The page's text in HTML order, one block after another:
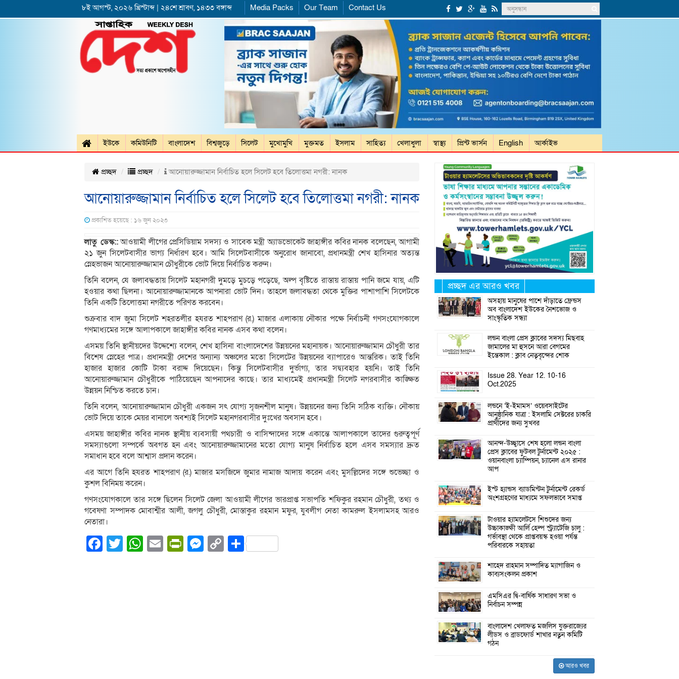
৮ই আগস্ট, ২০২৬ খ্রিস্টাব্দ | ২৪শে শ্রাবণ, ১৪৩৩ বঙ্গাব্দ Media Packs Our Team Contact Us
ইউকে কমিউনিটি বাংলাদেশ বিশ্বজুড়ে সিলেট মুখোমুখি মুক্তমত ইসলাম সাহিত্য খেলাধুলা স্বাস্থ্য প্রিন্ট ভার্সন English আর্কাইভ
প্রচ্ছদ প্রচ্ছদ আনোয়ারুজ্জামান নির্বাচিত হলে সিলেট হবে তিলোত্তমা নগরী: নানক
আনোয়ারুজ্জামান নির্বাচিত হলে সিলেট হবে তিলোত্তমা নগরী: নানক
প্রকাশিত হয়েছে : ১৬ জুন ২০২৩
লাতু ডেস্ক::আওয়ামী লীগের প্রেসিডিয়াম সদস্য ও সাবেক মন্ত্রী অ্যাডভোকেট জাহাঙ্গীর কবির নানক বলেছেন, আগামী
২১ জুন সিলেটবাসীর ভাগ্য নির্ধারণ হবে। আমি সিলেটবাসীকে অনুরোধ জানাবো, প্রধানমন্ত্রী শেখ হাসিনার অত্যন্ত
স্নেহভাজন আনোয়ারুজ্জামান চৌধুরীকে ভোট দিয়ে নির্বাচিত করুন।
তিনি বলেন, যে জলাবদ্ধতায় সিলেট মহানগরী দুমড়ে মুচড়ে পড়েছে, অল্প বৃষ্টিতে রাস্তায় রাস্তায় পানি জমে যায়, এটি
হওয়ার কথা ছিলনা। আনোয়ারুজ্জামানকে আপনারা ভোট দিন। তাহলে জলাবদ্ধতা থেকে মুক্তির পাশাপাশি সিলেটকে
তিনি একটি তিলোত্তমা নগরীতে পরিণত করবেন।
শুক্রবার বাদ জুমা সিলেট শহরতলীর হযরত শাহপরাণ (র.) মাজার এলাকায় নৌকার পক্ষে নির্বাচনী গণসংযোগকালে
গণমাধ্যমের সঙ্গে আলাপকালে জাহাঙ্গীর কবির নানক এসব কথা বলেন।
এসময় তিনি স্থানীয়দের উদ্দেশ্যে বলেন, শেখ হাসিনা বাংলাদেশের উন্নয়নের মহানায়ক। আনোয়ারুজ্জামান চৌধুরী তার
বিশেষ স্নেহের পাত্র। প্রধানমন্ত্রী দেশের অন্যান্য অঞ্চলের মতো সিলেটের উন্নয়নের ব্যাপারেও আন্তরিক। তাই তিনি
হাজার হাজার কোটি টাকা বরাদ্দ দিয়েছেন। কিন্তু সিলেটবাসীর দুর্ভাগ্য, তার সদ্ব্যবহার হয়নি। তাই তিনি
আনোয়ারুজ্জামান চৌধুরীকে পাঠিয়েছেন আপনাদের কাছে। তার মাধ্যমেই প্রধানমন্ত্রী সিলেট নগরবাসীর কাঙ্ক্ষিত
উন্নয়ন নিশ্চিত করতে চান।
তিনি বলেন, আনোয়ারুজ্জামান চৌধুরী একজন সৎ যোগ্য সৃজনশীল মানুষ। উন্নয়নের জন্য তিনি সঠিক ব্যক্তি। নৌকায়
ভোট দিয়ে তাকে মেয়র বানালে অবশ্যই সিলেট মহানগরবাসীর দুঃখের অবসান হবে।
এসময় জাহাঙ্গীর কবির নানক স্থানীয় ব্যবসায়ী পথচারী ও বাসিন্দাদের সঙ্গে একান্তে আলাপকালে তাদের গুরুত্বপূর্ণ
সমস্যাগুলো সম্পর্কে অবগত হন এবং আনোয়ারুজ্জামানের মতো যোগ্য মানুষ নির্বাচিত হলে এসব সমস্যার দ্রুত
সমাধান হবে বলে আশ্বাস প্রদান করেন।
এর আগে তিনি হযরত শাহপরাণ (র.) মাজার মসজিদে জুমার নামাজ আদায় করেন এবং মুসল্লিদের সঙ্গে শুভেচ্ছা ও
কুশল বিনিময় করেন।
গণসংযোগকালে তার সঙ্গে ছিলেন সিলেট জেলা আওয়ামী লীগের ভারপ্রাপ্ত সভাপতি শফিকুর রহমান চৌধুরী, তথ্য ও
গবেষণা সম্পাদক মোবাশ্বীর আলী, জগলু চৌধুরী, মোস্তাকুর রহমান মফুর, যুবলীগ নেতা কামরুল ইসলামসহ আরও
নেতারা।
Facebook
Twitter
WhatsApp
EmailPrintFriendly
Messenger
CopyShare
প্রচ্ছদ এর আরও খবর
অসহায় মানুষের পাশে দাঁড়াতে ফ্রেন্ডস
অব বাংলাদেশ ইউকের নৈশভোজ ও
সাংস্কৃতিক সন্ধ্যা
লন্ডন বাংলা প্রেস ক্লাবের সদস্য মিছবাহ
জামালের মা হুসনে আরা বেগমের
ইন্তেকাল : ক্লাব নেতৃবৃন্দের শোক
Issue 28. Year 12. 10-16
Oct.2025
লন্ডনে ‘ই-ইমামস’ ওয়েবসাইটের
আনুষ্ঠানিক যাত্রা : ইসলামি সেক্টরের চাকরি
প্রার্থীদের জন্য সুখবর
আনন্দ-উচ্ছ্বাসে শেষ হলো লন্ডন বাংলা
প্রেস ক্লাবের ফুটবল টুর্নামেন্ট ২০২৫ :
ওয়ানবাংলা চ্যাম্পিয়ন, চ্যানেল এস রানার
আপ
ইস্ট হ্যান্ডস ব্যাডমিন্টন টুর্নামেন্ট রেকর্ড
অংশগ্রহণের মাধ্যমে সফলভাবে সমাপ্ত
টাওয়ার হ্যামলেটসে শিশুদের জন্য
উচ্চাকাঙ্ক্ষী আর্লি হেল্প স্ট্র্যাটেজি চালু :
গর্ভাবস্থা থেকে প্রাপ্তবয়স্ক হওয়া পর্যন্ত
পরিবারকে সহায়তা
শাহেদ রাহমান সম্পাদিত ম্যাগাজিন ও
কাব্যসংকলন প্রকাশ
এমসিএর দ্বি-বার্ষিক সাধারণ সভা ও
নির্বাচন সম্পন্ন
বাংলাদেশ খেলাফত মজলিস যুক্তরাজ্যের
লীডস ও ব্রাডফোর্ড শাখার নতুন কমিটি
গঠন
আরও খবর